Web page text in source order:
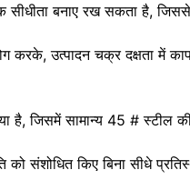
सीधीता बनाए रख सकता है,
करके, उत्पादन चक्र दक्षता में
है, जिसमें सामान्य 45 # स्टील
को संशोधित किए बिना सीधे